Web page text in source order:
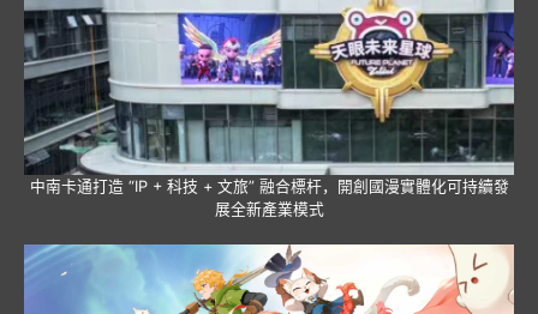
中南卡通打造 “IP + 科技 + 文旅” 融合標杆，開創國漫實體化可持續發
展全新產業模式